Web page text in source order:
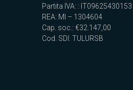
Partita IVA: : IT09625430153
REA: MI – 1304604
Cap. soc.: €32.147,00
Cod. SDI: TULURSB